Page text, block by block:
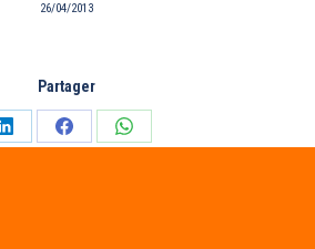
26/04/2013
Partager
PartagerPartagerPartager